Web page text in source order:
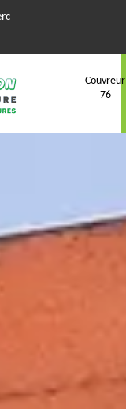
Couvreur
76